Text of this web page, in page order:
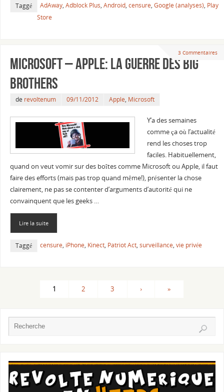
Taggé AdAway, Adblock Plus, Android, censure, Google (analyses), Play
Store
3 Commentaires
Microsoft – Apple: la guerre des big
brothers
de revoltenum 09/11/2012 Apple, Microsoft
Y’a des semaines
comme ça où l’actualité
rend les choses trop
faciles. Habituellement,
quand on veut vomir sur des boîtes comme Microsoft ou Apple, il faut
faire des efforts (mais pas trop quand même!), présenter la chose
clairement, ne pas se contenter d’arguments d’autorité qui ne
convainquent que les geeks …
Lire la suite
Taggé censure, iPhone, Kinect, Patriot Act, surveillance, vie privée
1 2 3 › »